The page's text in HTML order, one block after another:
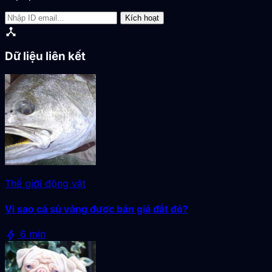
Kích hoạt
device_hub
Dữ liệu liên kết
Thế giới động vật
Vì sao cá sủ vàng được bán giá đắt đỏ?
bolt 6 min